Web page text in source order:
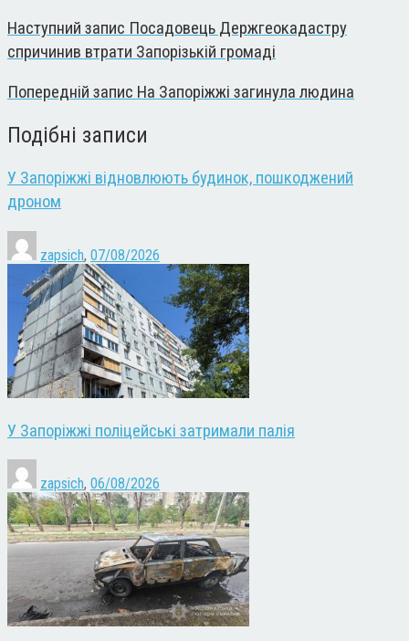
Наступний запис Посадовець Держгеокадастру
спричинив втрати Запорізькій громаді
Попередній запис На Запоріжжі загинула людина
Подібні записи
У Запоріжжі відновлюють будинок, пошкоджений
дроном
zapsich, 07/08/2026
У Запоріжжі поліцейські затримали палія
zapsich, 06/08/2026